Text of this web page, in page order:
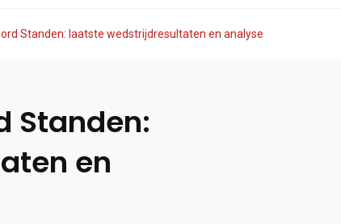
Standen: laatste wedstrijdresultaten en analyse
Standen:
en